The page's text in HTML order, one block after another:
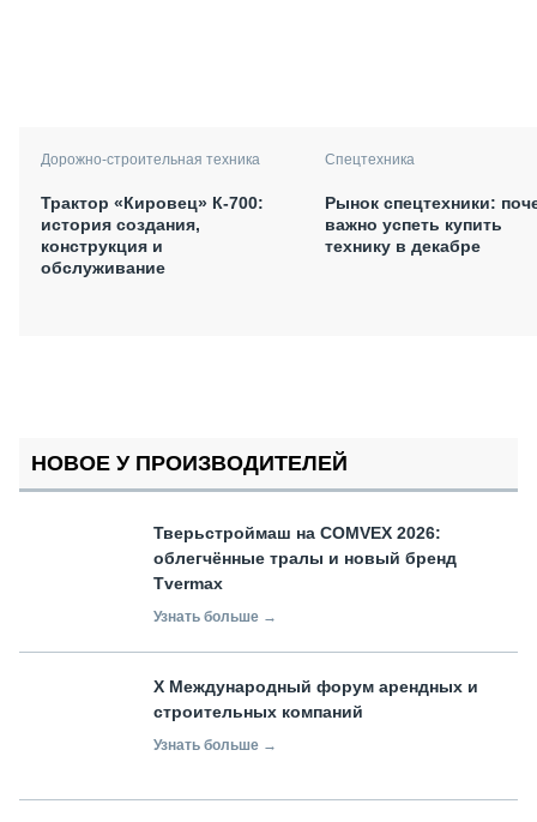
Дорожно-строительная техника
Трактор «Кировец» К-700:
история создания,
конструкция и
обслуживание
Спецтехника
Рынок спецтехники:
важно успеть купить
технику в декабре
НОВОЕ У ПРОИЗВОДИТЕЛЕЙ
Тверьстроймаш на COMVEX 2026:
облегчённые тралы и новый бренд
Tvermax
Узнать больше →
X Международный форум арендных и
строительных компаний
Узнать больше →